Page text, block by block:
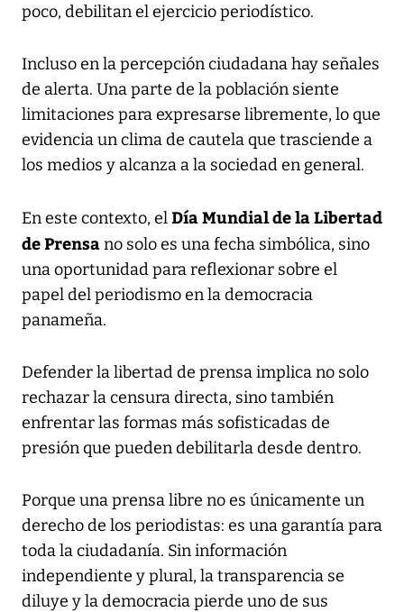
poco, debilitan el ejercicio periodístico.
Incluso en la percepción ciudadana hay señales
de alerta. Una parte de la población siente
limitaciones para expresarse libremente, lo que
evidencia un clima de cautela que trasciende a
los medios y alcanza a la sociedad en general.
En este contexto, el Día Mundial de la Libertad
de Prensano solo es una fecha simbólica, sino
una oportunidad para reflexionar sobre el
papel del periodismo en la democracia
panameña.
Defender la libertad de prensa implica no solo
rechazar la censura directa, sino también
enfrentar las formas más sofisticadas de
presión que pueden debilitarla desde dentro.
Porque una prensa libre no es únicamente un
derecho de los periodistas: es una garantía para
toda la ciudadanía. Sin información
independiente y plural, la transparencia se
diluye y la democracia pierde uno de sus